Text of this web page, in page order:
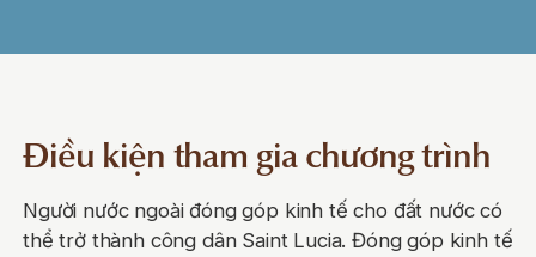
Điều kiện tham gia chương trình
Người nước ngoài đóng góp kinh tế cho đất nước có
thể trở thành công dân Saint Lucia. Đóng góp kinh tế